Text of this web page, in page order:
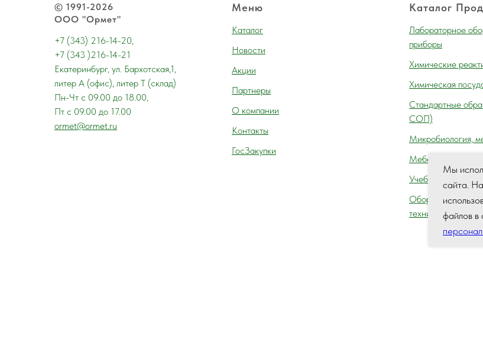
Мы
сайта.
файлов в
© 1991-2026
ООО "Ормет"
+7 (343) 216-14-20,
+7 (343 )216-14-21
Екатеринбург, ул. Бархотская,1,
литер А (офис), литер Т (склад)
Пн-Чт с 09.00 до 18.00,
Пт с 09.00 до 17.00
ormet@ormet.ru
Меню
Каталог
Новости
Акции
Партнеры
О компании
Контакты
ГосЗакупки
Каталог
Лабораторное
приборы
Химические
Химическая
Cтандартные
СОП)
Микробиология,
Мебель
Учебное
Оборудование
технического